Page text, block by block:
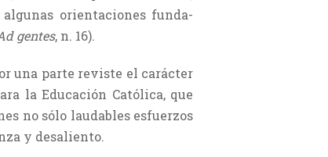
orientaciones funda­
gentes, n. 16).
una parte reviste el carácter
la Educación Católica, que
no sólo laudables esfuerzos
y desaliento.